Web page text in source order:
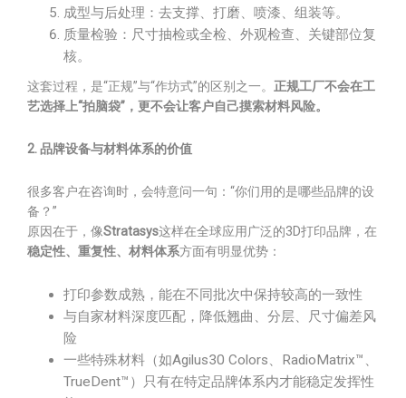
成型与后处理：去支撑、打磨、喷漆、组装等。
质量检验：尺寸抽检或全检、外观检查、关键部位复
核。
这套过程，是“正规”与“作坊式”的区别之一。 正规工厂不会在工
艺选择上“拍脑袋”，更不会让客户自己摸索材料风险。
2. 品牌设备与材料体系的价值
很多客户在咨询时，会特意问一句：“你们用的是哪些品牌的设
备？”
原因在于，像Stratasys这样在全球应用广泛的3D打印品牌，在
稳定性、重复性、材料体系方面有明显优势：
打印参数成熟，能在不同批次中保持较高的一致性
与自家材料深度匹配，降低翘曲、分层、尺寸偏差风
险
一些特殊材料（如Agilus30 Colors、RadioMatrix™、
TrueDent™）只有在特定品牌体系内才能稳定发挥性